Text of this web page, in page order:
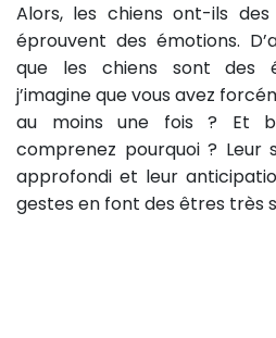
Alors, les chiens ont-ils
éprouvent des émotions.
que les chiens sont des
j’imagine que vous avez
au moins une fois ? Et
comprenez pourquoi ? Leur
approfondi et leur
gestes en font des êtres très